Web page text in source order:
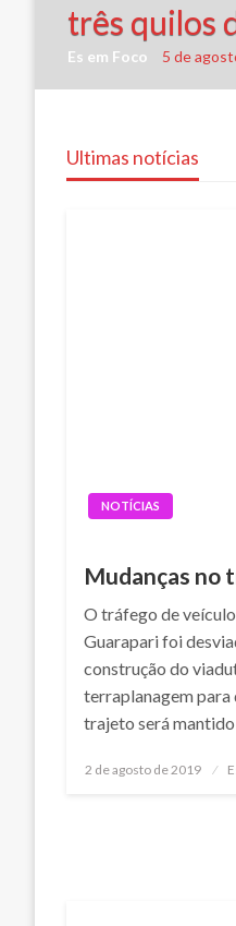
três quilos
Es em Foco 5 de
Ultimas notícias
NOTÍCIAS
Mudanças no
O tráfego de
Guarapari foi
construção do
terraplanagem para
trajeto será
Posted
2 de agosto de 2019